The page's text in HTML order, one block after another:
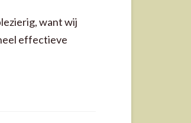
want wij
effectieve